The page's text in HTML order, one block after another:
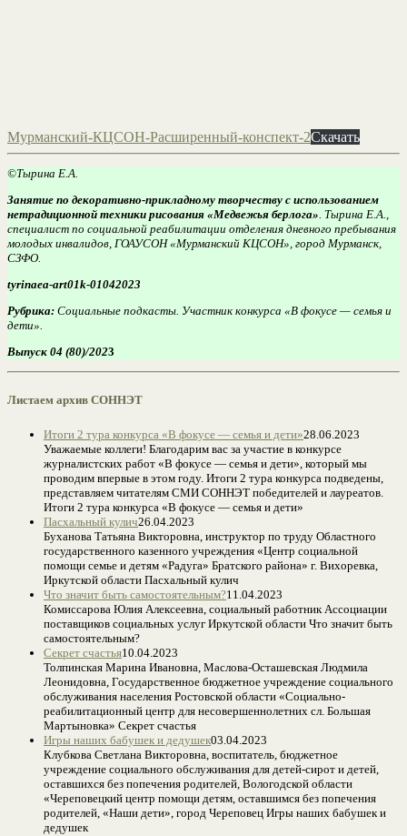
Мурманский-КЦСОН-Расширенный-конспект-2Скачать
©Тырина Е.А.
Занятие по декоративно-прикладному творчеству с использованием
нетрадиционной техники рисования «Медвежья берлога» . Тырина Е.А.,
специалист по социальной реабилитации отделения дневного пребывания
молодых инвалидов, ГОАУСОН «Мурманский КЦСОН», город Мурманск,
СЗФО.
tyrinaea-art01k-01042023
Рубрика: Социальные подкасты. Участник конкурса «В фокусе — семья и
дети».
Выпуск 04 (80)/2023
Листаем архив СОННЭТ
Итоги 2 тура конкурса «В фокусе — семья и дети»28.06.2023
Уважаемые коллеги! Благодарим вас за участие в конкурсе
журналистских работ «В фокусе — семья и дети», который мы
проводим впервые в этом году. Итоги 2 тура конкурса подведены,
представляем читателям СМИ СОННЭТ победителей и лауреатов.
Итоги 2 тура конкурса «В фокусе — семья и дети»
Пасхальный кулич26.04.2023
Буханова Татьяна Викторовна, инструктор по труду Областного
государственного казенного учреждения «Центр социальной
помощи семье и детям «Радуга» Братского района» г. Вихоревка,
Иркутской области Пасхальный кулич
Что значит быть самостоятельным?11.04.2023
Комиссарова Юлия Алексеевна, социальный работник Ассоциации
поставщиков социальных услуг Иркутской области Что значит быть
самостоятельным?
Секрет счастья10.04.2023
Толпинская Марина Ивановна, Маслова-Осташевская Людмила
Леонидовна, Государственное бюджетное учреждение социального
обслуживания населения Ростовской области «Социально-
реабилитационный центр для несовершеннолетних сл. Большая
Мартыновка» Секрет счастья
Игры наших бабушек и дедушек03.04.2023
Клубкова Светлана Викторовна, воспитатель, бюджетное
учреждение социального обслуживания для детей-сирот и детей,
оставшихся без попечения родителей, Вологодской области
«Череповецкий центр помощи детям, оставшимся без попечения
родителей, «Наши дети», город Череповец Игры наших бабушек и
дедушек